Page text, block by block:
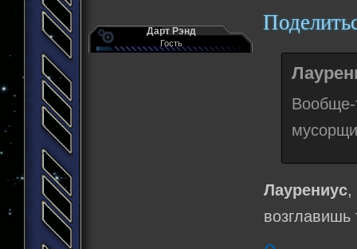
Дарт Рэнд
Гость
Лаурениус
возглавишь